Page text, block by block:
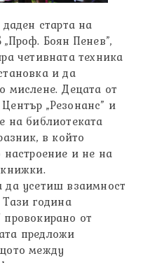
старта на
Боян Пенев”,
четивната техника
и да
мислене. Децата от
„Резонанс” и
на библиотеката
в който
настроение и не на
усетиш взаимност
година
от
предложи
между